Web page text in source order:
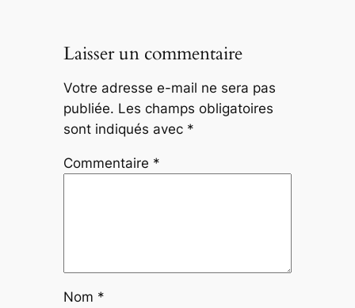
Laisser un commentaire
Votre adresse e-mail ne sera pas
publiée. Les champs obligatoires
sont indiqués avec *
Commentaire *
Nom *